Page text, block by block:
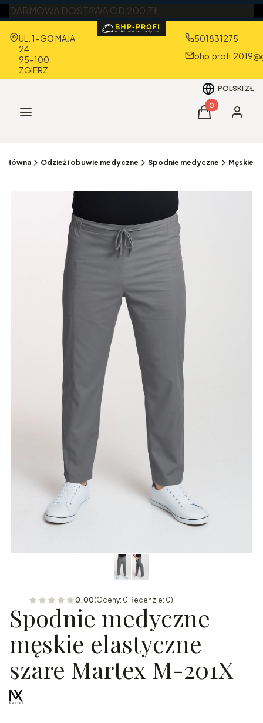
DARMOWA DOSTAWA OD 200 ZŁ
Adres:
UL. 1-GO MAJA
24
95-100
ZGIERZ
501831275
POLSKI ZŁ
Menu Produkty w
Koszyk
główna Odzież i obuwie medyczne Spodnie medyczne Męskie
0.00(Oceny: 0 Recenzje: 0)
Spodnie medyczne
męskie elastyczne
szare Martex M-201X